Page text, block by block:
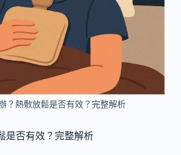
？熱敷放鬆是否有效？完整解析
是否有效？完整解析